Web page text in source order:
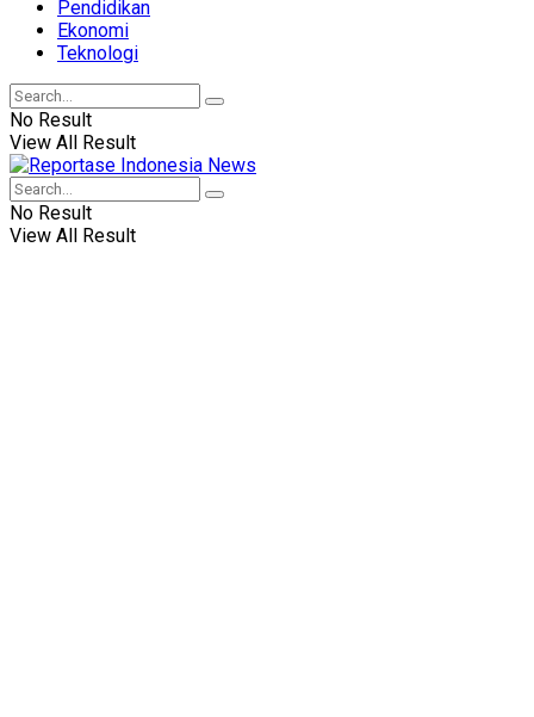
Pendidikan
Ekonomi
Teknologi
No Result
View All Result
No Result
View All Result